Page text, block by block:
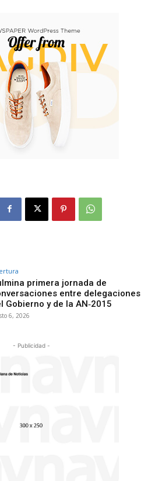
primera jornada de
entre delegaciones
Gobierno y de la AN‑2015
6, 2026
- Publicidad -